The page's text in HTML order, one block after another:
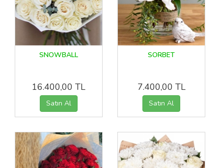
SNOWBALL
16.400,00 TL
SORBET
7.400,00 TL